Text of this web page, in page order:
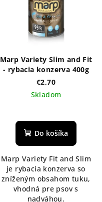
Marp Variety Slim and Fit
- rybacia konzerva 400g
€2,70
Skladom
Do košíka
Marp Variety Fit and Slim
je rybacia konzerva so
zníženým obsahom tuku,
vhodná pre psov s
nadváhou.